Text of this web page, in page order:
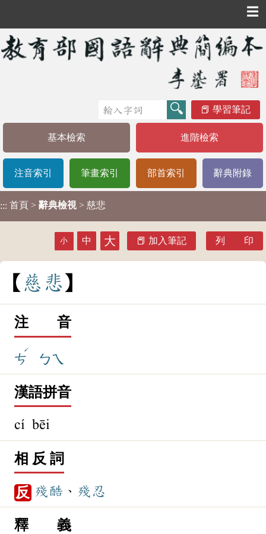
☰
學習筆記
基本檢索 進階檢索
注音索引 筆畫索引 部首索引 辭典附錄
::: 首頁 > 辭典檢視 > 慈悲
小 中 大 加入筆記 列 印
慈 悲
注 音
ㄘ
ˊ
ㄅㄟ
漢語拼音
cí bēi
相 反 詞
反 殘酷 、 殘忍
釋 義